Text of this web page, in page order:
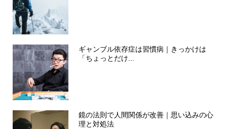
ギャンブル依存症は習慣病｜きっかけは
「ちょっとだけ...
鏡の法則で人間関係が改善｜思い込みの心
理と対処法